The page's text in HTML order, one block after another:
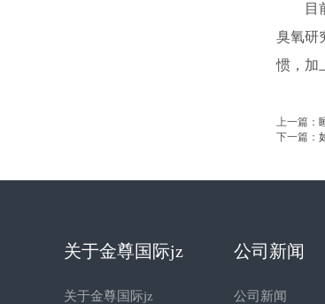
目
臭氧研
惯，加
上一篇：
下一篇：
关于金尊国际jz
关于金尊国际jz
公司新闻
公司新闻